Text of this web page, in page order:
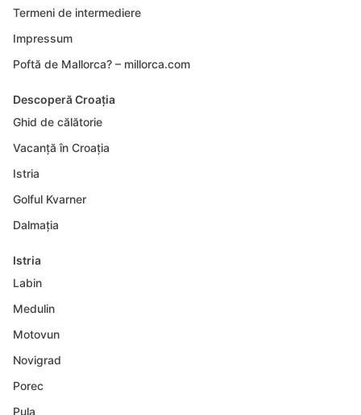
Termeni de intermediere
Impressum
Poftă de Mallorca? – millorca.com
Descoperă Croația
Ghid de călătorie
Vacanță în Croația
Istria
Golful Kvarner
Dalmația
Istria
Labin
Medulin
Motovun
Novigrad
Porec
Pula